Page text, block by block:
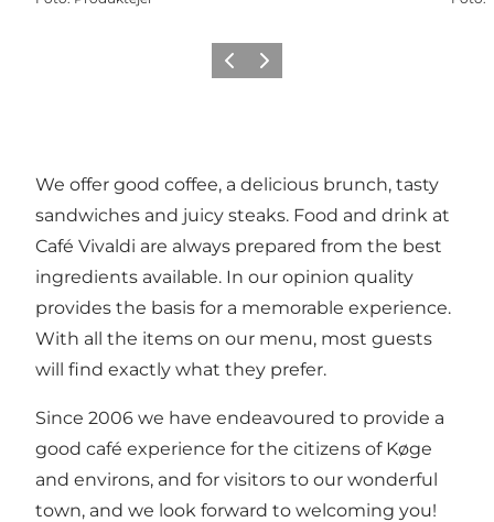
Föregående
Nästa
We offer good coffee, a delicious brunch, tasty
sandwiches and juicy steaks. Food and drink at
Café Vivaldi are always prepared from the best
ingredients available. In our opinion quality
provides the basis for a memorable experience.
With all the items on our menu, most guests
will find exactly what they prefer.
Since 2006 we have endeavoured to provide a
good café experience for the citizens of Køge
and environs, and for visitors to our wonderful
town, and we look forward to welcoming you!